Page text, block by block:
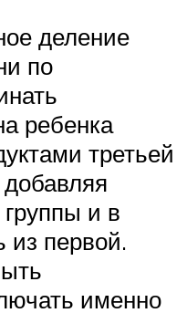
деление
по
ребенка
третьей
и в
из первой.
именно